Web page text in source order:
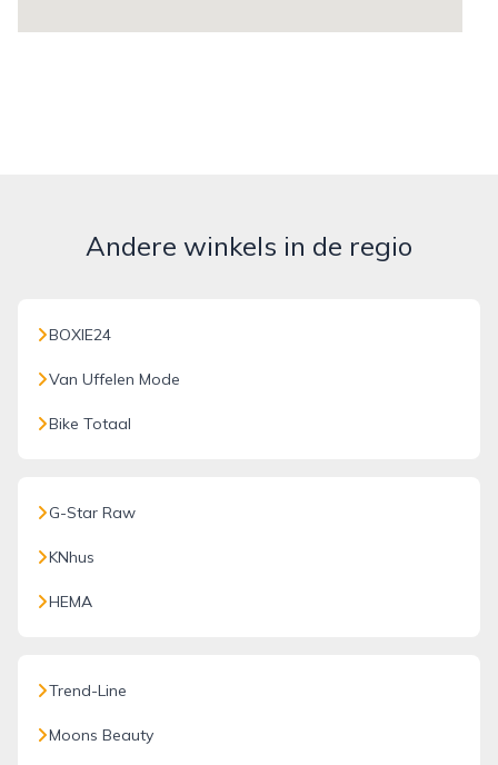
Andere winkels in de regio
BOXIE24
Van Uffelen Mode
Bike Totaal
G-Star Raw
KNhus
HEMA
Trend-Line
Moons Beauty